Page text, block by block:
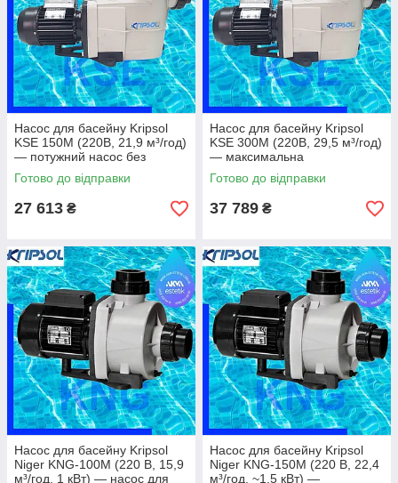
Насос для басейну Kripsol
KSE 150M (220В, 21,9 м³/год)
— потужний насос без
трифазного підключення
Готово до відправки
27 613 ₴
Насос для басейну Kripsol
KSE 300M (220В, 29,5 м³/год)
— максимальна
продуктивність для великих
систем
Готово до відправки
37 789 ₴
Насос для басейну Kripsol
Niger KNG-100M (220 В, 15,9
м³/год, 1 кВт) — насос для
Насос для басейну Kripsol
Niger KNG-150M (220 В, 22,4
м³/год, ~1.5 кВт) —